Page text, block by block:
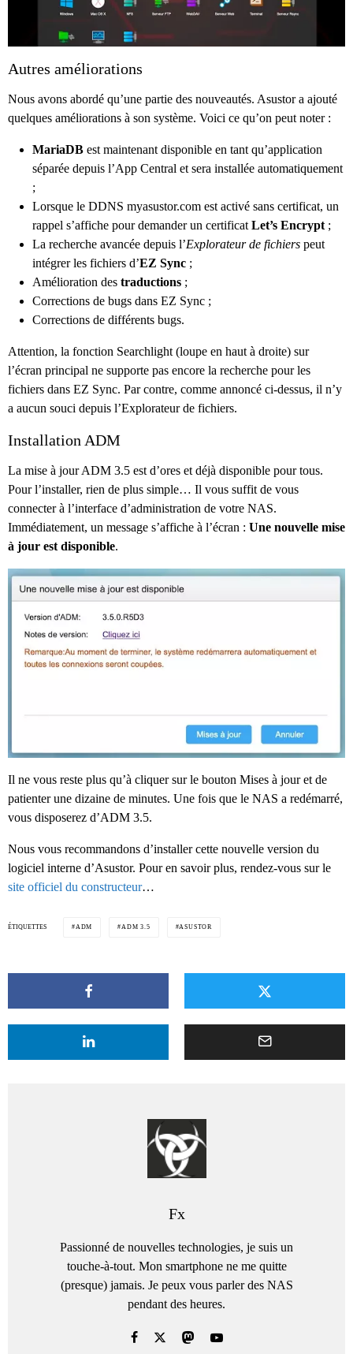
Autres améliorations
Nous avons abordé qu’une partie des nouveautés. Asustor a ajouté
quelques améliorations à son système. Voici ce qu’on peut noter :
MariaDB est maintenant disponible en tant qu’application
séparée depuis l’App Central et sera installée automatiquement
;
Lorsque le DDNS myasustor.com est activé sans certificat, un
rappel s’affiche pour demander un certificat Let’s Encrypt ;
La recherche avancée depuis l’Explorateur de fichiers peut
intégrer les fichiers d’EZ Sync ;
Amélioration des traductions ;
Corrections de bugs dans EZ Sync ;
Corrections de différents bugs.
Attention, la fonction Searchlight (loupe en haut à droite) sur
l’écran principal ne supporte pas encore la recherche pour les
fichiers dans EZ Sync. Par contre, comme annoncé ci-dessus, il n’y
a aucun souci depuis l’Explorateur de fichiers.
Installation ADM
La mise à jour ADM 3.5 est d’ores et déjà disponible pour tous.
Pour l’installer, rien de plus simple… Il vous suffit de vous
connecter à l’interface d’administration de votre NAS.
Immédiatement, un message s’affiche à l’écran : Une nouvelle mise
à jour est disponible.
Il ne vous reste plus qu’à cliquer sur le bouton Mises à jour et de
patienter une dizaine de minutes. Une fois que le NAS a redémarré,
vous disposerez d’ADM 3.5.
Nous vous recommandons d’installer cette nouvelle version du
logiciel interne d’Asustor. Pour en savoir plus, rendez-vous sur le
site officiel du constructeur…
ÉTIQUETTES ADM ADM 3.5 ASUSTOR
Fx
Passionné de nouvelles technologies, je suis un
touche-à-tout. Mon smartphone ne me quitte
(presque) jamais. Je peux vous parler des NAS
pendant des heures.